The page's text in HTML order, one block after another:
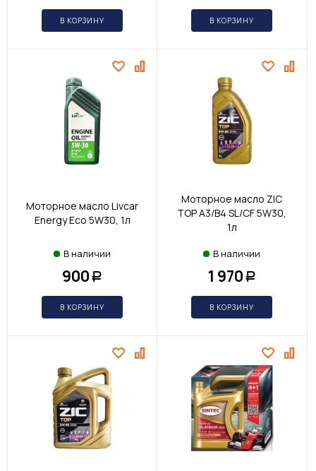
В КОРЗИНУ В КОРЗИНУ
Моторное масло Livcar
Energy Eco 5W30, 1л
В наличии
900 Р
В КОРЗИНУ
Моторное масло ZIC
TOP A3/B4 SL/CF 5W30,
1л
В наличии
1 970 Р
В КОРЗИНУ